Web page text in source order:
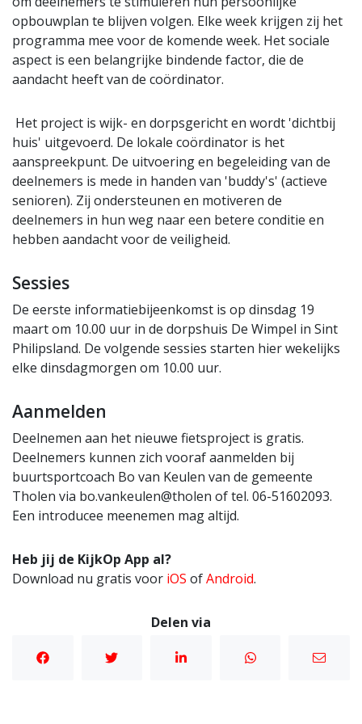
opbouwplan te blijven volgen. Elke week krijgen zij het
programma mee voor de komende week. Het sociale
aspect is een belangrijke bindende factor, die de
aandacht heeft van de coördinator.
Het project is wijk- en dorpsgericht en wordt 'dichtbij
huis' uitgevoerd. De lokale coördinator is het
aanspreekpunt. De uitvoering en begeleiding van de
deelnemers is mede in handen van 'buddy's' (actieve
senioren). Zij ondersteunen en motiveren de
deelnemers in hun weg naar een betere conditie en
hebben aandacht voor de veiligheid.
Sessies
De eerste informatiebijeenkomst is op dinsdag 19
maart om 10.00 uur in de dorpshuis De Wimpel in Sint
Philipsland. De volgende sessies starten hier wekelijks
elke dinsdagmorgen om 10.00 uur.
Aanmelden
Deelnemen aan het nieuwe fietsproject is gratis.
Deelnemers kunnen zich vooraf aanmelden bij
buurtsportcoach Bo van Keulen van de gemeente
Tholen via bo.vankeulen@tholen of tel. 06-51602093.
Een introducee meenemen mag altijd.
Heb jij de KijkOp App al?
Download nu gratis voor iOS ofAndroid.
Delen via